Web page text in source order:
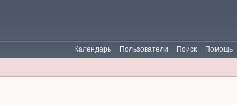
Помощь
Поиск
Пользователи
Календарь